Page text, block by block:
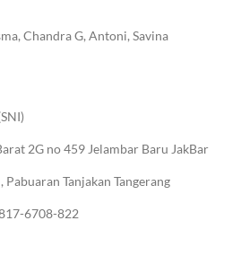
Chandra G, Antoni, Savina
2G no 459 Jelambar Baru JakBar
Pabuaran Tanjakan Tangerang
6708-822